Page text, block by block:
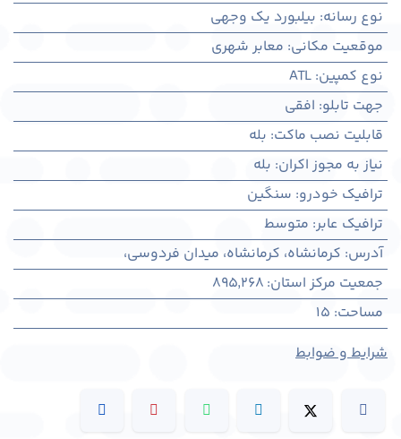
نوع رسانه: بیلبورد یک وجهی
موقعیت مکانی: معابر شهری
نوع کمپین:
ATL
جهت تابلو: افقی
قابلیت نصب ماکت: بله
نیاز به مجوز اکران: بله
ترافیک خودرو: سنگین
ترافیک عابر: متوسط
آدرس: کرمانشاه، كرمانشاه، میدان فردوسی،
جمعیت مرکز استان:
895,268
مساحت:
15
شرایط و ضوابط